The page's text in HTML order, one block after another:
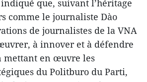
que, suivant l’héritage
comme le journaliste Dào
de journalistes de la VNA
à innover et à défendre
mettant en œuvre les
du Politburo du Parti,